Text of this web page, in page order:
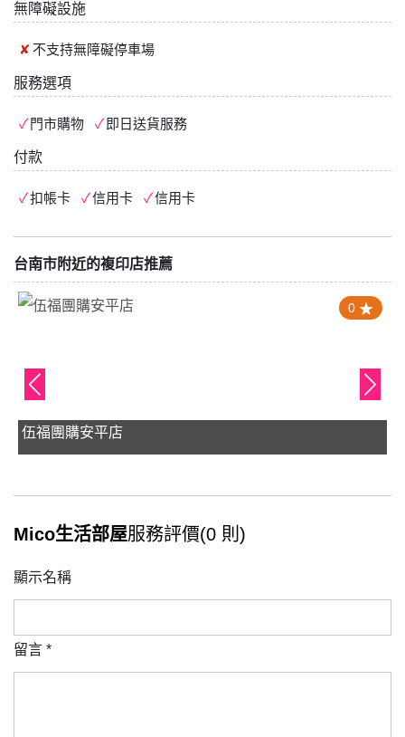
無障礙設施
不支持無障礙停車場
服務選項
門市購物 即日送貨服務
付款
扣帳卡 信用卡 信用卡
台南市附近的複印店推薦
0
伍福團購安平店
Mico生活部屋服務評價(0 則)
顯示名稱
留言 *